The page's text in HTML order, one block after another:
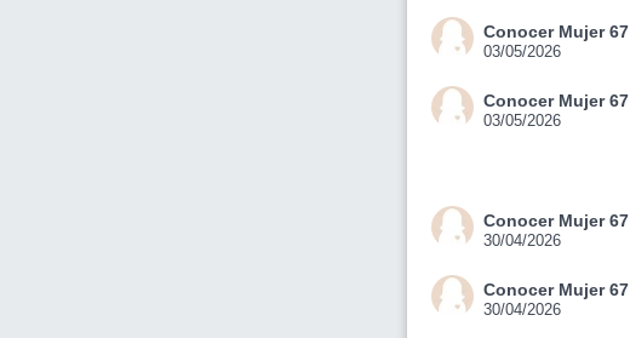
Conocer Mujer 67
03/05/2026
Conocer Mujer 67
03/05/2026
Conocer Mujer 67
30/04/2026
Conocer Mujer 67
30/04/2026